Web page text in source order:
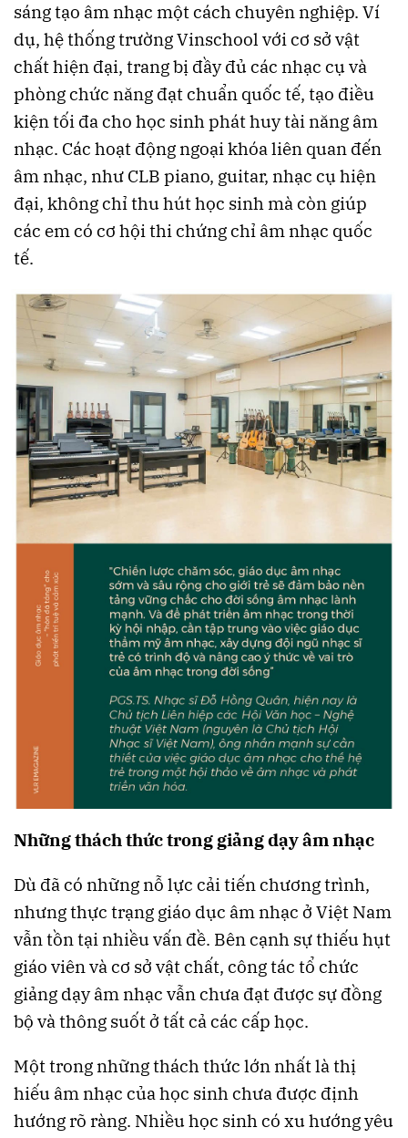
sáng tạo âm nhạc một cách chuyên nghiệp. Ví
dụ, hệ thống trường Vinschool với cơ sở vật
chất hiện đại, trang bị đầy đủ các nhạc cụ và
phòng chức năng đạt chuẩn quốc tế, tạo điều
kiện tối đa cho học sinh phát huy tài năng âm
nhạc. Các hoạt động ngoại khóa liên quan đến
âm nhạc, như CLB piano, guitar, nhạc cụ hiện
đại, không chỉ thu hút học sinh mà còn giúp
các em có cơ hội thi chứng chỉ âm nhạc quốc
tế.
Những thách thức trong giảng dạy âm nhạc
Dù đã có những nỗ lực cải tiến chương trình,
nhưng thực trạng giáo dục âm nhạc ở Việt Nam
vẫn tồn tại nhiều vấn đề. Bên cạnh sự thiếu hụt
giáo viên và cơ sở vật chất, công tác tổ chức
giảng dạy âm nhạc vẫn chưa đạt được sự đồng
bộ và thông suốt ở tất cả các cấp học.
Một trong những thách thức lớn nhất là thị
hiếu âm nhạc của học sinh chưa được định
hướng rõ ràng. Nhiều học sinh có xu hướng yêu